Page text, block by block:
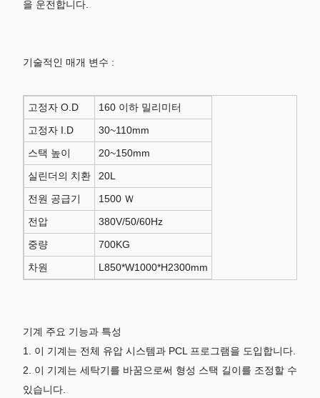
을 운전합니다.
기술적인 매개 변수 :
고정자 O.D
160 이하 밀리미터
고정자 I.D
30~110mm
스택 높이
20~150mm
실린더의 치환
20L
전원 공급기
1500 Ｗ
전압
380V/50/60Hz
중량
700KG
차원
L850*W1000*H2300mm
기계 주요 기능과 특성
1. 이 기계는 전체 유압 시스템과 PCL 프로그램을 도입합니다.
2. 이 기계는 세탁기를 바꿈으로써 형성 스택 길이를 조정할 수
있습니다.